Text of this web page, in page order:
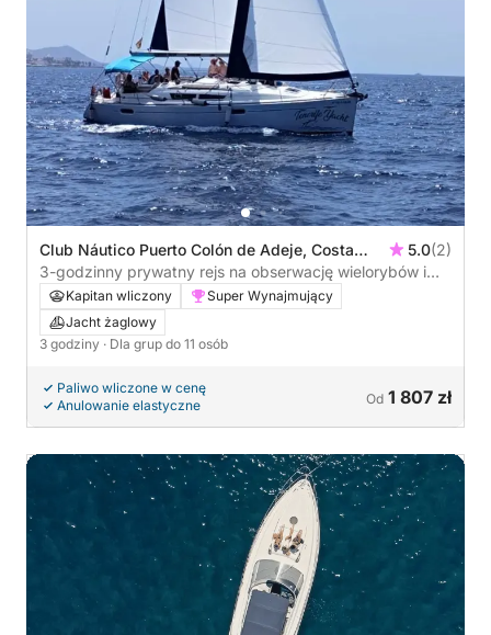
Club Náutico Puerto Colón de Adeje, Costa
Adeje, Hiszpania
5.0(2)
3-godzinny prywatny rejs na obserwację wielorybów i
delfinów – Costa Adeje (maks. 11 osób)
Kapitan wliczony
Super Wynajmujący
Jacht żaglowy
3 godziny · Dla grup do 11 osób
Paliwo wliczone w cenę
Anulowanie elastyczne
Od 1 807 zł